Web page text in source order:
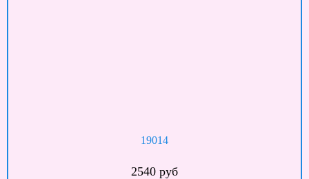
19014
2540 руб